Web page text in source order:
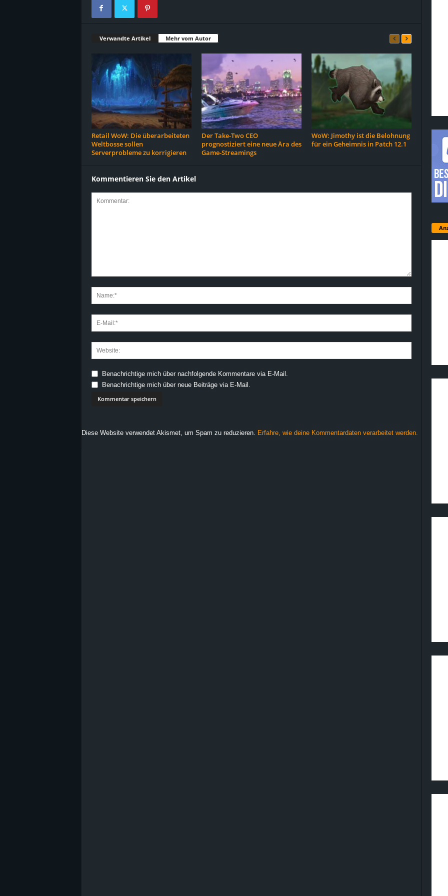
Verwandte Artikel Mehr vom Autor
Retail WoW: Die überarbeiteten
Weltbosse sollen
Serverprobleme zu korrigieren
Der Take-Two CEO
prognostiziert eine neue Ära des
Game-Streamings
WoW: Jimothy ist die Belohnung
für ein Geheimnis in Patch 12.1
Kommentieren Sie den Artikel
Benachrichtige mich über nachfolgende Kommentare via E-Mail.
Benachrichtige mich über neue Beiträge via E-Mail.
Diese Website verwendet Akismet, um Spam zu reduzieren. Erfahre, wie deine Kommentardaten verarbeitet werden.